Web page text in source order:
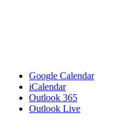
Google Calendar
iCalendar
Outlook 365
Outlook Live